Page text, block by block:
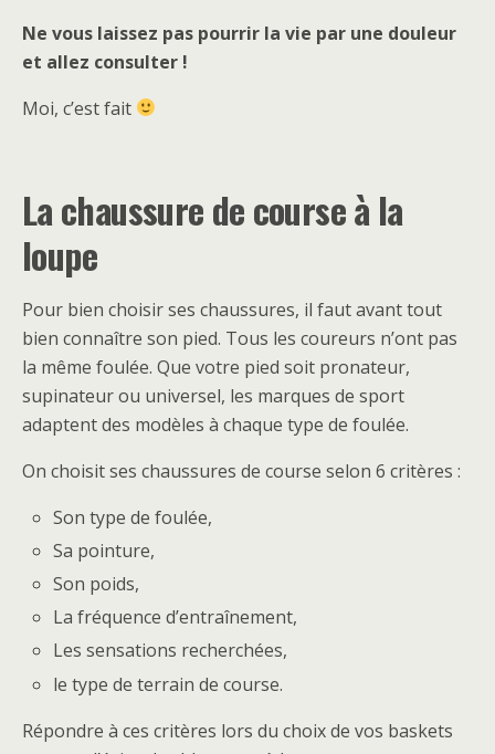
Ne vous laissez pas pourrir la vie par une douleur
et allez consulter !
Moi, c’est fait
La chaussure de course à la
loupe
Pour bien choisir ses chaussures, il faut avant tout
bien connaître son pied. Tous les coureurs n’ont pas
la même foulée. Que votre pied soit pronateur,
supinateur ou universel, les marques de sport
adaptent des modèles à chaque type de foulée.
On choisit ses chaussures de course selon 6 critères :
Son type de foulée,
Sa pointure,
Son poids,
La fréquence d’entraînement,
Les sensations recherchées,
le type de terrain de course.
Répondre à ces critères lors du choix de vos baskets